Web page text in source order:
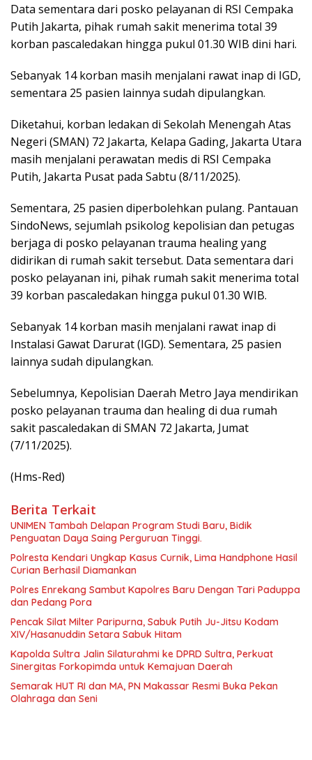
Data sementara dari posko pelayanan di RSI Cempaka
Putih Jakarta, pihak rumah sakit menerima total 39
korban pascaledakan hingga pukul 01.30 WIB dini hari.
Sebanyak 14 korban masih menjalani rawat inap di IGD,
sementara 25 pasien lainnya sudah dipulangkan.
Diketahui, korban ledakan di Sekolah Menengah Atas
Negeri (SMAN) 72 Jakarta, Kelapa Gading, Jakarta Utara
masih menjalani perawatan medis di RSI Cempaka
Putih, Jakarta Pusat pada Sabtu (8/11/2025).
Sementara, 25 pasien diperbolehkan pulang. Pantauan
SindoNews, sejumlah psikolog kepolisian dan petugas
berjaga di posko pelayanan trauma healing yang
didirikan di rumah sakit tersebut. Data sementara dari
posko pelayanan ini, pihak rumah sakit menerima total
39 korban pascaledakan hingga pukul 01.30 WIB.
Sebanyak 14 korban masih menjalani rawat inap di
Instalasi Gawat Darurat (IGD). Sementara, 25 pasien
lainnya sudah dipulangkan.
Sebelumnya, Kepolisian Daerah Metro Jaya mendirikan
posko pelayanan trauma dan healing di dua rumah
sakit pascaledakan di SMAN 72 Jakarta, Jumat
(7/11/2025).
(Hms-Red)
Berita Terkait
UNIMEN Tambah Delapan Program Studi Baru, Bidik
Penguatan Daya Saing Perguruan Tinggi.
Polresta Kendari Ungkap Kasus Curnik, Lima Handphone Hasil
Curian Berhasil Diamankan
Polres Enrekang Sambut Kapolres Baru Dengan Tari Paduppa
dan Pedang Pora
Pencak Silat Milter Paripurna, Sabuk Putih Ju-Jitsu Kodam
XIV/Hasanuddin Setara Sabuk Hitam
Kapolda Sultra Jalin Silaturahmi ke DPRD Sultra, Perkuat
Sinergitas Forkopimda untuk Kemajuan Daerah
Semarak HUT RI dan MA, PN Makassar Resmi Buka Pekan
Olahraga dan Seni